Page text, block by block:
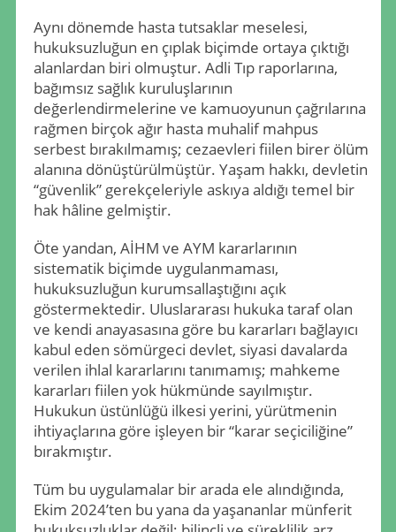
Aynı dönemde hasta tutsaklar meselesi,
hukuksuzluğun en çıplak biçimde ortaya çıktığı
alanlardan biri olmuştur. Adli Tıp raporlarına,
bağımsız sağlık kuruluşlarının
değerlendirmelerine ve kamuoyunun çağrılarına
rağmen birçok ağır hasta muhalif mahpus
serbest bırakılmamış; cezaevleri fiilen birer ölüm
alanına dönüştürülmüştür. Yaşam hakkı, devletin
“güvenlik” gerekçeleriyle askıya aldığı temel bir
hak hâline gelmiştir.
Öte yandan, AİHM ve AYM kararlarının
sistematik biçimde uygulanmaması,
hukuksuzluğun kurumsallaştığını açık
göstermektedir. Uluslararası hukuka taraf olan
ve kendi anayasasına göre bu kararları bağlayıcı
kabul eden sömürgeci devlet, siyasi davalarda
verilen ihlal kararlarını tanımamış; mahkeme
kararları fiilen yok hükmünde sayılmıştır.
Hukukun üstünlüğü ilkesi yerini, yürütmenin
ihtiyaçlarına göre işleyen bir “karar seçiciliğine”
bırakmıştır.
Tüm bu uygulamalar bir arada ele alındığında,
Ekim 2024’ten bu yana da yaşananlar münferit